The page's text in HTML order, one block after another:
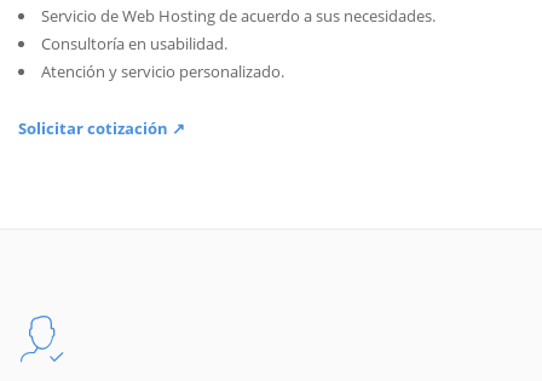
Servicio de Web Hosting de acuerdo a sus necesidades.
Consultoría en usabilidad.
Atención y servicio personalizado.
Solicitar cotización ↗